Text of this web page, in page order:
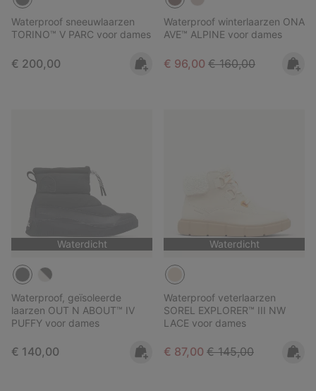
Waterproof sneeuwlaarzen
TORINO™ V PARC voor dames
Regular price:
€ 200,00
Waterproof winterlaarzen ONA
AVE™ ALPINE voor dames
Sale price:
€ 96,00 Regular price:
€ 160,00
Waterdicht
Waterproof, geïsoleerde
laarzen OUT N ABOUT™ IV
PUFFY voor dames
Regular price:
€ 140,00
Waterdicht
Waterproof veterlaarzen
SOREL EXPLORER™ III NW
LACE voor dames
Sale price:
€ 87,00 Regular price:
€ 145,00